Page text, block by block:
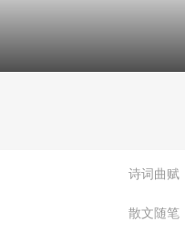
诗词曲赋
散文随笔